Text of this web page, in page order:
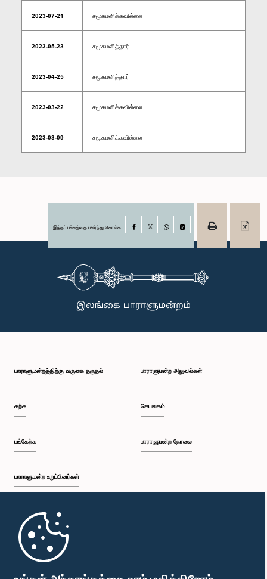
2023-07-21 சமூகமளிக்கவில்லை
2023-05-23 சமூகமளித்தார்
2023-04-25 சமூகமளித்தார்
2023-03-22 சமூகமளிக்கவில்லை
2023-03-09 சமூகமளிக்கவில்லை
இந்தப் பக்கத்தை பகிர்ந்து கொள்க Facebook
பாராளுமன்றத்திற்கு வருகை தருதல்
கற்க
பங்கேற்க
பாராளுமன்ற உறுப்பினர்கள்
முதற்பக்கம்
பாராளுமன்ற அலுவல்கள்
செயலகம்
பாராளுமன்ற நேரலை
பாராளுமன்ற கையடக்க செயலி